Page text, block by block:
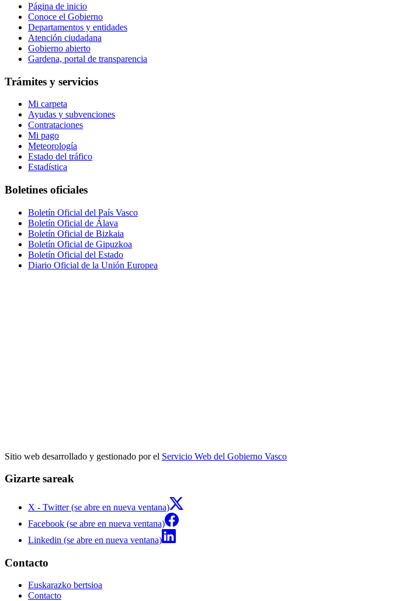
Página de inicio
Conoce el Gobierno
Departamentos y entidades
Atención ciudadana
Gobierno abierto
Gardena, portal de transparencia
Trámites y servicios
Mi carpeta
Ayudas y subvenciones
Contrataciones
Mi pago
Meteorología
Estado del tráfico
Estadística
Boletines oficiales
Boletín Oficial del País Vasco
Boletín Oficial de Álava
Boletín Oficial de Bizkaia
Boletín Oficial de Gipuzkoa
Boletín Oficial del Estado
Diario Oficial de la Unión Europea
Sitio web desarrollado y gestionado por el Servicio Web del Gobierno Vasco
Gizarte sareak
X - Twitter (se abre en nueva ventana)
Facebook (se abre en nueva ventana)
Linkedin (se abre en nueva ventana)
Contacto
Euskarazko bertsioa
Contacto